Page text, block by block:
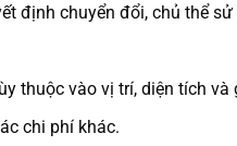
định chuyển đổi, chủ thể
thuộc vào vị trí, diện tích
chi phí khác.